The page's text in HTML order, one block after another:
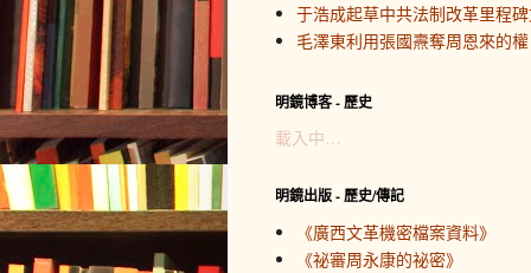
于浩成起草中共法制改革里程
毛澤東利用張國燾奪周恩來的權
明鏡博客 - 歷史
載入中…
明鏡出版 - 歷史/傳記
《廣西文革機密檔案資料》
《祕審周永康的祕密》